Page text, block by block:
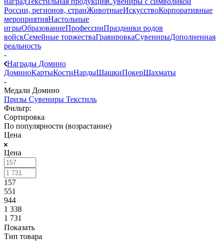
России, регионов, странЖивотныеИскусствоКорпоративные
мероприятияНастольные
игрыОбразованиеПрофессииПраздники родов
войскСемейные торжестваГравировкаСувенирыДополненная
реальность
-
Награды Домино
ДоминоКартыКостиНардыШашкиПокерШахматы
-
Медали Домино
Призы Сувениры Текстиль
Фильтр:
Сортировка
По популярности (возрастание)
Цена
Цена
157
551
944
1 338
1 731
Показать
Тип товара